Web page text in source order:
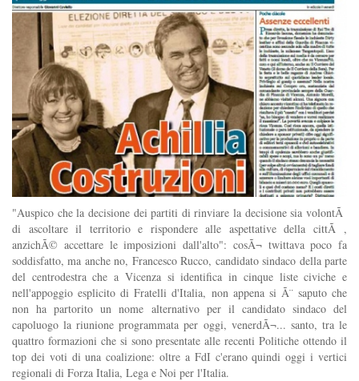
"Auspico che la decisione dei partiti di rinviare la decisione sia volontÃ
di ascoltare il territorio e rispondere alle aspettative della cittÃ ,
anzichÃ© accettare le imposizioni dall'alto": cosÃ¬ twittava poco fa
soddisfatto, ma anche no, Francesco Rucco, candidato sindaco della parte
del centrodestra che a Vicenza si identifica in cinque liste civiche e
nell'appoggio esplicito di Fratelli d'Italia, non appena si Ã¨ saputo che
non ha partorito un nome alternativo per il candidato sindaco del
capoluogo la riunione programmata per oggi, venerdÃ¬... santo, tra le
quattro formazioni che si sono presentate alle recenti Politiche ottendo il
top dei voti di una coalizione: oltre a FdI c'erano quindi oggi i vertici
regionali di Forza Italia, Lega e Noi per l'Italia.